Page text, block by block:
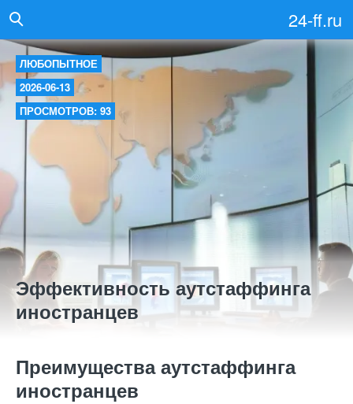
24-ff.ru
ЛЮБОПЫТНОЕ
2026-06-13
ПРОСМОТРОВ: 93
Эффективность аутстаффинга
иностранцев
Преимущества аутстаффинга
иностранцев